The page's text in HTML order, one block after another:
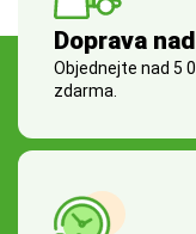
Doprava
Objednejte nad 5
zdarma.